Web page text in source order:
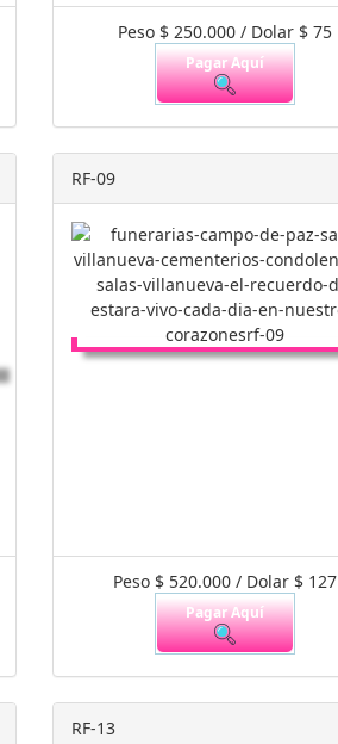
Peso $ 250.000 / Dolar $ 75
Pagar Aquí
RF-09
Peso $ 520.000 / Dolar $ 127
Pagar Aquí
RF-13